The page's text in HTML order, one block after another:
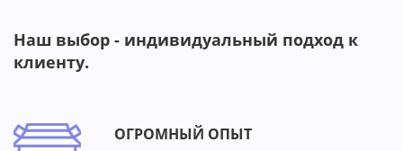
Наш выбор - индивидуальный подход к
клиенту.
ОГРОМНЫЙ ОПЫТ